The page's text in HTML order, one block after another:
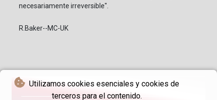
Utilizamos cookies esenciales y cookies de
terceros para el contenido.
necesariamente irreversible".
R.Baker--MC-UK